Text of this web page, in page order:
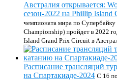
Австралия открывается:
сезон-2022 на Phillip Island
чемпионата мира по
Championship) пройдет в 2022
Island Grand Prix Circuit в
Расписание трансляций
на Спартакиаде-2024 С 16